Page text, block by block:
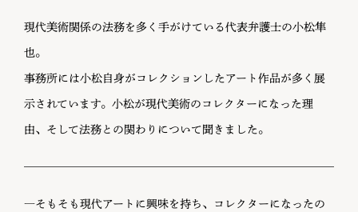
現代美術関係の法務を多く手がけている代表弁護士の小松隼
也。
事務所には小松自身がコレクションしたアート作品が多く展
示されています。小松が現代美術のコレクターになった理
由、そして法務との関わりについて聞きました。
―そもそも現代アートに興味を持ち、コレクターになったの